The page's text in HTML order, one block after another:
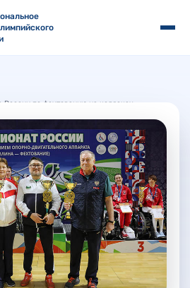
России по фехтованию на колясках